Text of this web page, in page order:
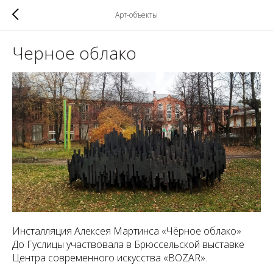
Арт-объекты
Черное облако
Инсталляция Алексея Мартинса «Чёрное облако»
До Гуслицы участвовала в Брюссельской выставке
Центра современного искусства «BOZAR».